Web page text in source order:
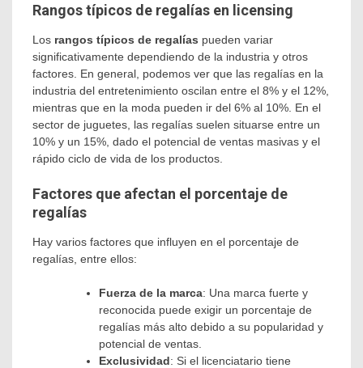
Rangos típicos de regalías en licensing
Los rangos típicos de regalías pueden variar
significativamente dependiendo de la industria y otros
factores. En general, podemos ver que las regalías en la
industria del entretenimiento oscilan entre el 8% y el 12%,
mientras que en la moda pueden ir del 6% al 10%. En el
sector de juguetes, las regalías suelen situarse entre un
10% y un 15%, dado el potencial de ventas masivas y el
rápido ciclo de vida de los productos.
Factores que afectan el porcentaje de
regalías
Hay varios factores que influyen en el porcentaje de
regalías, entre ellos:
Fuerza de la marca: Una marca fuerte y
reconocida puede exigir un porcentaje de
regalías más alto debido a su popularidad y
potencial de ventas.
Exclusividad: Si el licenciatario tiene